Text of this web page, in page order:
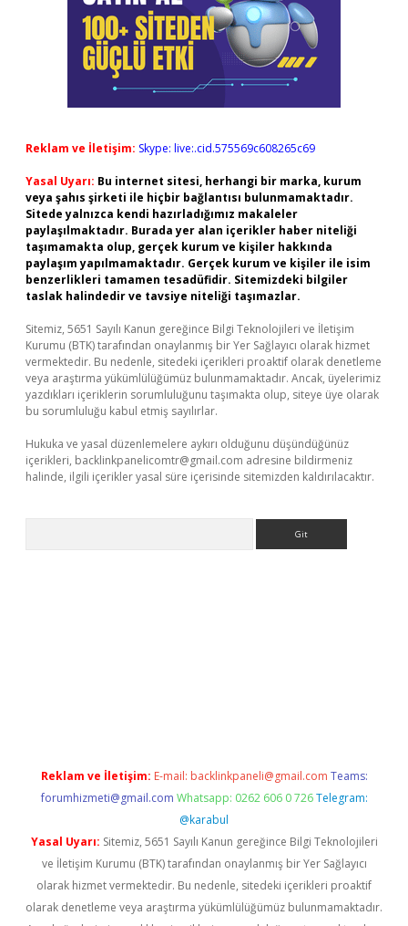
Reklam ve İletişim: Skype: live:.cid.575569c608265c69
Yasal Uyarı: Bu internet sitesi, herhangi bir marka, kurum
veya şahıs şirketi ile hiçbir bağlantısı bulunmamaktadır.
Sitede yalnızca kendi hazırladığımız makaleler
paylaşılmaktadır. Burada yer alan içerikler haber niteliği
taşımamakta olup, gerçek kurum ve kişiler hakkında
paylaşım yapılmamaktadır. Gerçek kurum ve kişiler ile isim
benzerlikleri tamamen tesadüfidir. Sitemizdeki bilgiler
taslak halindedir ve tavsiye niteliği taşımazlar.
Sitemiz, 5651 Sayılı Kanun gereğince Bilgi Teknolojileri ve İletişim
Kurumu (BTK) tarafından onaylanmış bir Yer Sağlayıcı olarak hizmet
vermektedir. Bu nedenle, sitedeki içerikleri proaktif olarak denetleme
veya araştırma yükümlülüğümüz bulunmamaktadır. Ancak, üyelerimiz
yazdıkları içeriklerin sorumluluğunu taşımakta olup, siteye üye olarak
bu sorumluluğu kabul etmiş sayılırlar.
Hukuka ve yasal düzenlemelere aykırı olduğunu düşündüğünüz
içerikleri, backlinkpanelicomtr@gmail.com adresine bildirmeniz
halinde, ilgili içerikler yasal süre içerisinde sitemizden kaldırılacaktır.
Reklam ve İletişim: E-mail: backlinkpaneli@gmail.com Teams:
forumhizmeti@gmail.com Whatsapp: 0262 606 0 726 Telegram:
@karabul
Yasal Uyarı: Sitemiz, 5651 Sayılı Kanun gereğince Bilgi Teknolojileri
ve İletişim Kurumu (BTK) tarafından onaylanmış bir Yer Sağlayıcı
olarak hizmet vermektedir. Bu nedenle, sitedeki içerikleri proaktif
olarak denetleme veya araştırma yükümlülüğümüz bulunmamaktadır.